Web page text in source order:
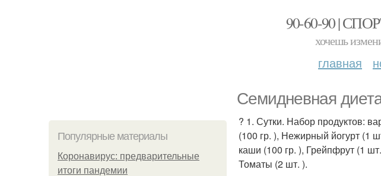
90-60-90 |
хочешь
главная
Семидневная
Популярные материалы
Коронавирус: предварительные
итоги пандемии
? 1. Сутки. Набор продуктов:
(100 гр. ), Нежирный йогурт (1
каши (100 гр. ), Грейпфрут (1
Томаты (2 шт. ).